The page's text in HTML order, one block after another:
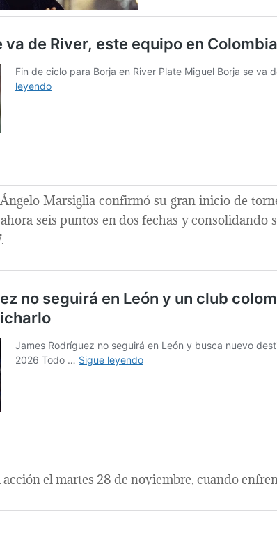
Marsiglia confirmó su gran inicio de
seis puntos en dos fechas y consolidando
el martes 28 de noviembre, cuando